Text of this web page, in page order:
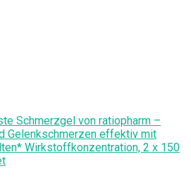
Schmerzgel von ratiopharm –
Gelenkschmerzen effektiv mit
Wirkstoffkonzentration, 2 x 150